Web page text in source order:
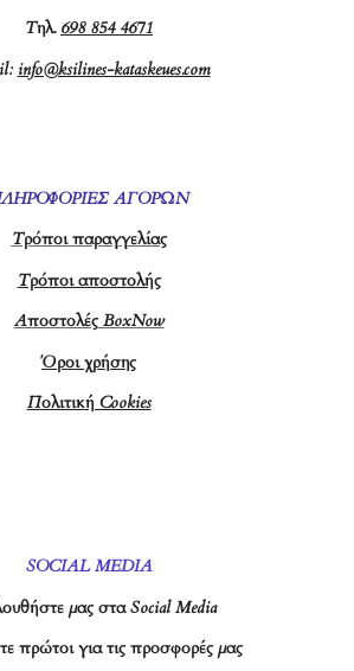
Τηλ. 698 854 4671
info@ksilines-kataskeues.com
ΑΓΟΡΩΝ
Τρόποι παραγγελίας
Τρόποι αποστολής
Αποστολές BoxNow
Όροι χρήσης
Πολιτική Cookies
SOCIAL MEDIA
μας στα Social Media
πρώτοι για τις προσφορές μας